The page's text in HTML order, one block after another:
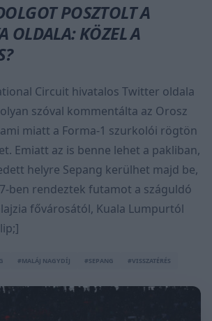
POSZTOLT A
OLDALA: KÖZEL A
Circuit hivatalos Twitter oldala
szóval kommentálta az Orosz
miatt a Forma-1 szurkolói rögtön
Emiatt az is benne lehet a pakliban,
helyre Sepang kerülhet majd be,
ben rendeztek futamot a száguldó
fővárosától, Kuala Lumpurtól
#MALÁJ NAGYDÍJ #SEPANG #VISSZATÉRÉS